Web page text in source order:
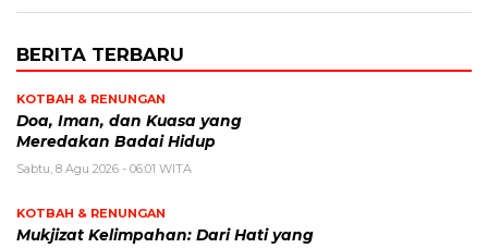
BERITA TERBARU
KOTBAH & RENUNGAN
​Doa, Iman, dan Kuasa yang
Meredakan Badai Hidup
Sabtu, 8 Agu 2026 - 06:01 WITA
KOTBAH & RENUNGAN
Mukjizat Kelimpahan: Dari Hati yang